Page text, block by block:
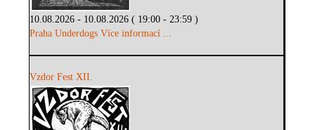
10.08.2026 - 10.08.2026 ( 19:00 - 23:59 )
Praha Underdogs Více informací ...
Vzdor Fest XII.